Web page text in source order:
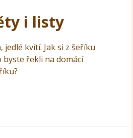
i listy
jedlé kvítí. Jak si z šeříku
byste řekli na domácí